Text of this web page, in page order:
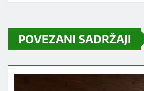
POVEZANI SADRŽAJI